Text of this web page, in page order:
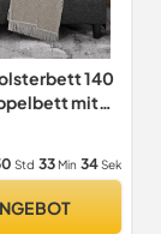
140
mit
mit
Std 33 Min 32Sek